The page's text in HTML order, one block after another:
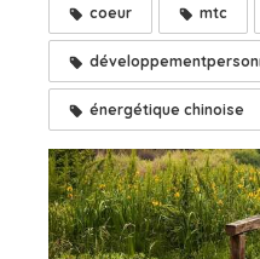
coeur mtc
énergétique chinoise